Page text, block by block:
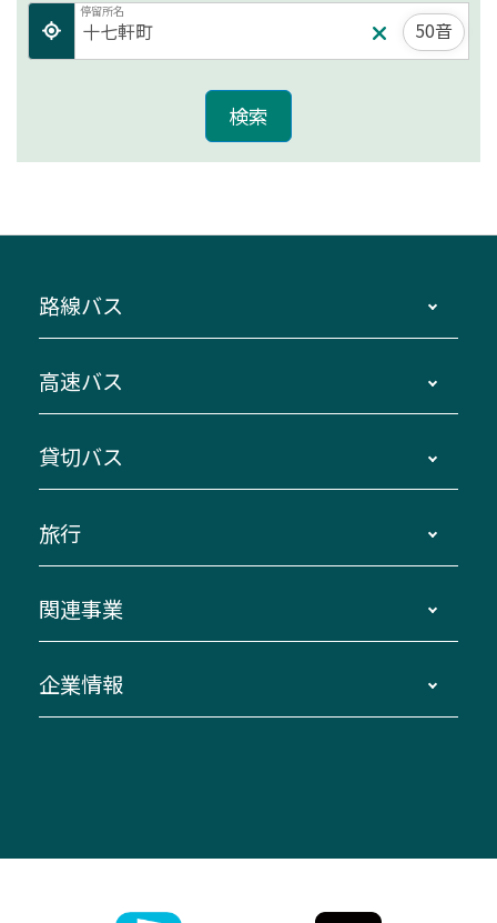
停留所名
50音
路線バス
主要停留所案内図・時刻表
路線バスのご利用方法
三重交通接近情報バスロケーションシステム
ダイヤ改正情報
迂回・休止について
臨時バスについて
伊勢二見鳥羽周遊バスCANばす
「みえブルーライン」（三重大学病院直通バ
神都ライナー
高速バス
南紀・VISON～横浜・東京・埼玉
伊賀～名古屋
南紀～VISON～名古屋
湯の山温泉～名古屋
桑名・長島温泉・金城ふ頭駅～中部国際空港
（休止中）
お客様駐車場のご案内
貸切バス
貸切バスのご利用について
お問い合わせ
旅行
貸切バス団体旅行
美し国周遊ばす
関連事業
自家用自動車車両運行管理
ザ・バスコレクション三重交通バスセット
企業情報